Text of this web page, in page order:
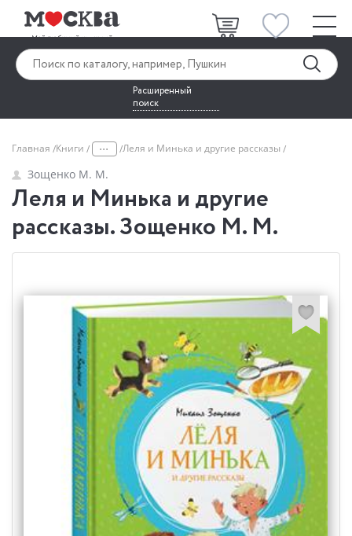
Расширенный
поиск
Главная Книги ... Леля и Минька и другие рассказы
Зощенко М. М.
Леля и Минька и другие
рассказы. Зощенко М. М.